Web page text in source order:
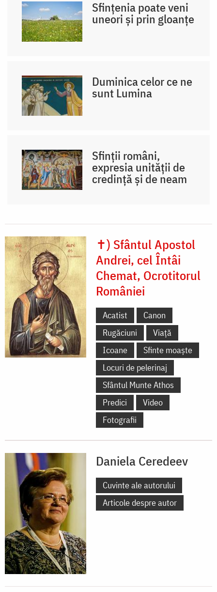
Sfințenia poate veni
uneori și prin gloanțe
Duminica celor ce ne
sunt Lumina
Sfinții români,
expresia unității de
credință și de neam
✝) Sfântul Apostol
Andrei, cel Întâi
Chemat, Ocrotitorul
României
Acatist
Canon
Rugăciuni
Viață
Icoane
Sfinte moaște
Locuri de pelerinaj
Sfântul Munte Athos
Predici
Video
Fotografii
Daniela Ceredeev
Cuvinte ale autorului
Articole despre autor